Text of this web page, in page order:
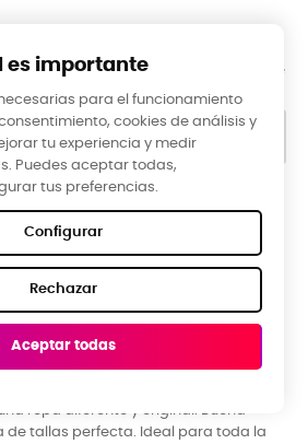
cualquier momento. Para ello, consulte
en el aviso legal.
Google Reviews
3 meses
ropa diferente y original. Buena
de tallas perfecta. Ideal para toda la
es importante
para el funcionamiento
cookies de análisis y
tu experiencia y medir
Puedes aceptar todas,
tus preferencias.
Configurar
Rechazar
Aceptar todas